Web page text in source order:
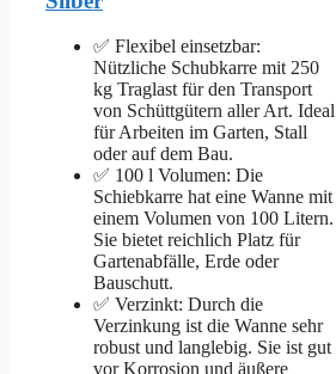
✅ Flexibel einsetzbar:
Nützliche Schubkarre mit 250
kg Traglast für den Transport
von Schüttgütern aller Art. Ideal
für Arbeiten im Garten, Stall
oder auf dem Bau.
✅ 100 l Volumen: Die
Schiebkarre hat eine Wanne mit
einem Volumen von 100 Litern.
Sie bietet reichlich Platz für
Gartenabfälle, Erde oder
Bauschutt.
✅ Verzinkt: Durch die
Verzinkung ist die Wanne sehr
robust und langlebig. Sie ist gut
vor Korrosion und äußere